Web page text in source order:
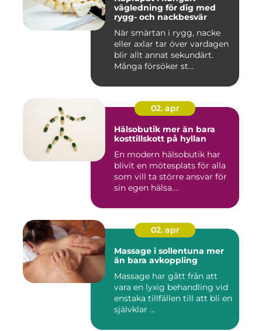
vägledning för dig med
rygg- och nackbesvär
När smärtan i rygg, nacke
eller axlar tar över vardagen
blir allt annat sekundärt.
Många försöker st...
02. apr
Hälsobutik mer än bara
kosttillskott på hyllan
En modern hälsobutik har
blivit en mötesplats för alla
som vill ta större ansvar för
sin egen hälsa....
02. apr
Massage i sollentuna mer
än bara avkoppling
Massage har gått från att
vara en lyxig behandling vid
enstaka tillfällen till att bli en
självklar ...